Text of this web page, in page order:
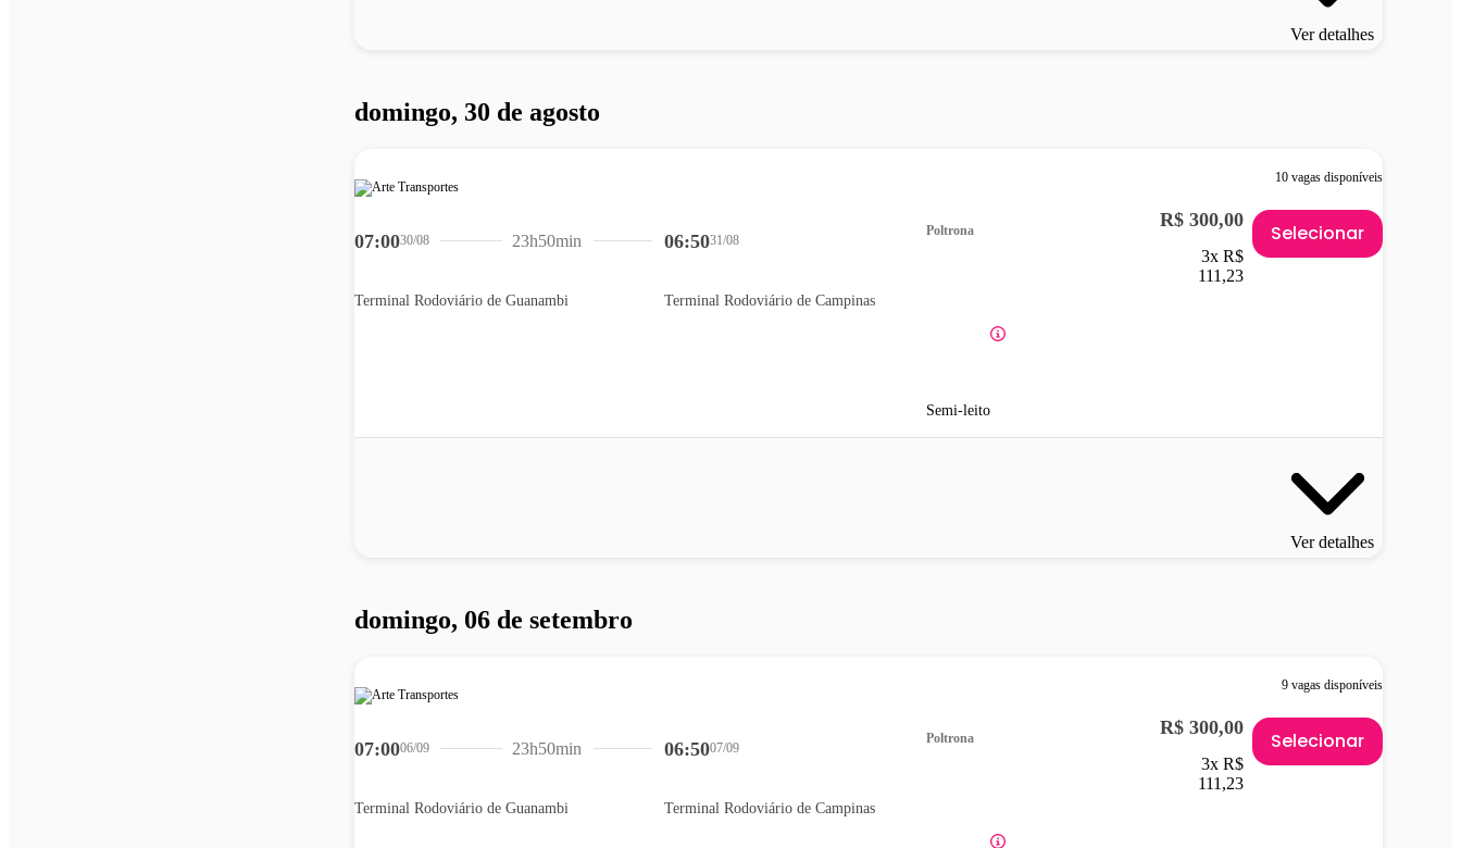
Ver detalhes
domingo, 30 de agosto
10 vagas disponíveis
07:0030/08
Terminal Rodoviário de Guanambi
06:5031/08
Terminal Rodoviário de Campinas
23h50min
Poltrona
Semi-leito
R$ 300,00
3x R$
111,23
Selecionar
Ver detalhes
domingo, 06 de setembro
9 vagas disponíveis
07:0006/09
Terminal Rodoviário de Guanambi
06:5007/09
Terminal Rodoviário de Campinas
23h50min
Poltrona R$ 300,00
3x R$
111,23
Selecionar